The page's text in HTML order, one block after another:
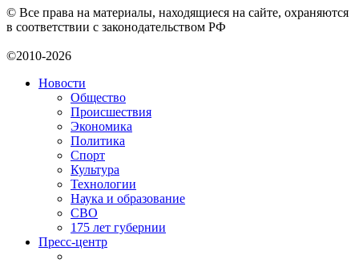
© Все права на материалы, находящиеся на сайте, охраняются
в соответствии с законодательством РФ
©2010-2026
Новости
Общество
Происшествия
Экономика
Политика
Спорт
Культура
Технологии
Наука и образование
СВО
175 лет губернии
Пресс-центр